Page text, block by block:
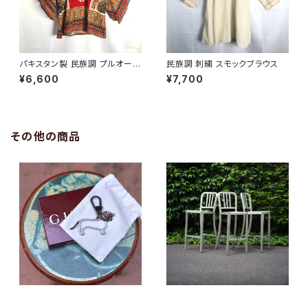
パキスタン製 民族調 プルオーバ
ー ブラウス
¥6,600
民族調 刺繍 スモックブラウス
¥7,700
その他の商品